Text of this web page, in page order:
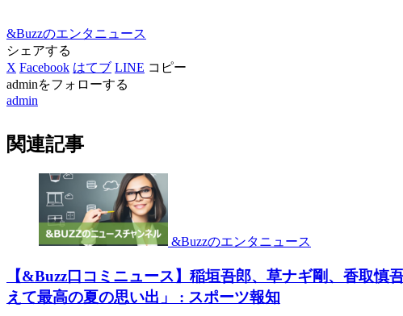
&Buzzのエンタニュース
シェアする
X Facebook はてブ LINE コピー
adminをフォローする
admin
関連記事
&Buzzのエンタニュース
【&Buzz口コミニュース】稲垣吾郎、草ナギ剛、香取慎
えて最高の夏の思い出」 : スポーツ報知